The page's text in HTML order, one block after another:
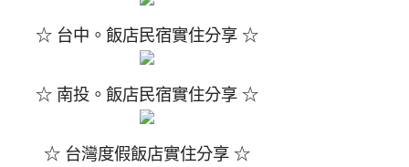
☆ 台中。飯店民宿實住分享 ☆
☆ 南投。飯店民宿實住分享 ☆
☆ 台灣度假飯店實住分享 ☆